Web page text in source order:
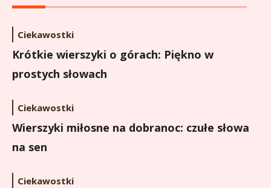
Ciekawostki
Krótkie wierszyki o górach: Piękno w
prostych słowach
Ciekawostki
Wierszyki miłosne na dobranoc: czułe słowa
na sen
Ciekawostki